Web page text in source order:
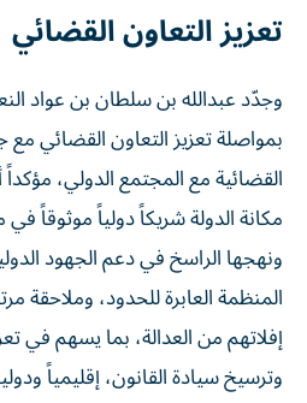
تعزيز التعاون القضائي
وجدّد عبدالله بن سلطان بن عواد
بمواصلة تعزيز التعاون القضائي مع
القضائية مع المجتمع الدولي،
مكانة الدولة شريكاً دولياً موثوقاً
ونهجها الراسخ في دعم الجهود
المنظمة العابرة للحدود، وملاحقة
إفلاتهم من العدالة، بما يسهم في
وترسيخ سيادة القانون، إقليمياً